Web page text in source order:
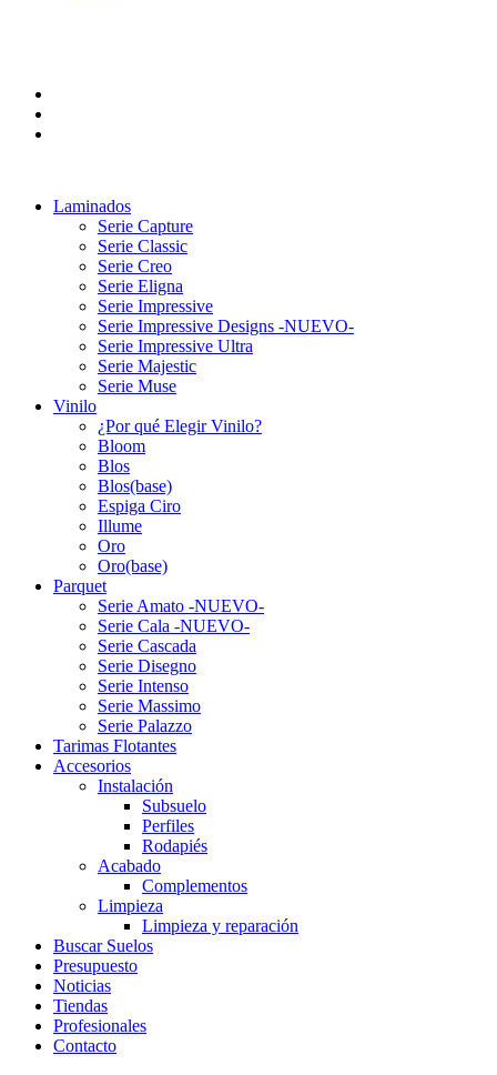
Laminados
Serie Capture
Serie Classic
Serie Creo
Serie Eligna
Serie Impressive
Serie Impressive Designs -NUEVO-
Serie Impressive Ultra
Serie Majestic
Serie Muse
Vinilo
¿Por qué Elegir Vinilo?
Bloom
Blos
Blos(base)
Espiga Ciro
Illume
Oro
Oro(base)
Parquet
Serie Amato -NUEVO-
Serie Cala -NUEVO-
Serie Cascada
Serie Disegno
Serie Intenso
Serie Massimo
Serie Palazzo
Tarimas Flotantes
Accesorios
Instalación
Subsuelo
Perfiles
Rodapiés
Acabado
Complementos
Limpieza
Limpieza y reparación
Buscar Suelos
Presupuesto
Noticias
Tiendas
Profesionales
Contacto